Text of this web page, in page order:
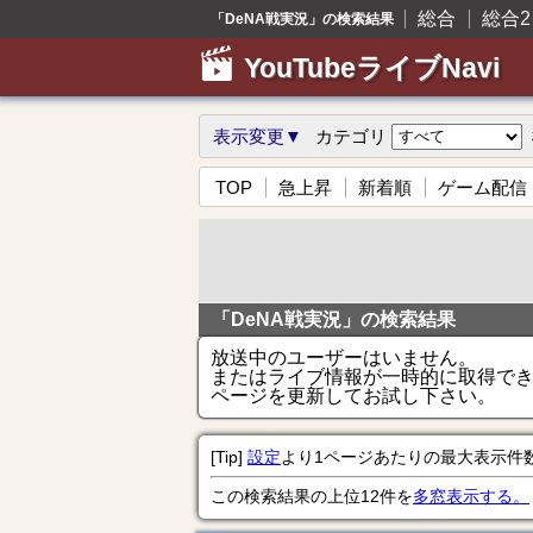
「DeNA戦実況」の検索結果 総合 総合2
YouTubeライブNavi
表示変更▼ カテゴリ
TOP 急上昇 新着順 ゲーム配信
「DeNA戦実況」の検索結果
放送中のユーザーはいません。
またはライブ情報が一時的に取得で
ページを更新してお試し下さい。
[Tip] 設定より1ページあたりの最大表示件
この検索結果の上位12件を多窓表示する。